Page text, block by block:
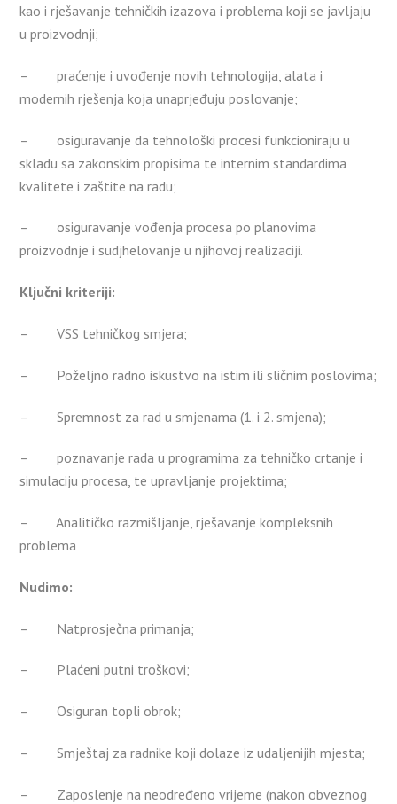
kao i rješavanje tehničkih izazova i problema koji se javljaju
u proizvodnji;
– praćenje i uvođenje novih tehnologija, alata i
modernih rješenja koja unaprjeđuju poslovanje;
– osiguravanje da tehnološki procesi funkcioniraju u
skladu sa zakonskim propisima te internim standardima
kvalitete i zaštite na radu;
– osiguravanje vođenja procesa po planovima
proizvodnje i sudjhelovanje u njihovoj realizaciji.
Ključni kriteriji:
– VSS tehničkog smjera;
– Poželjno radno iskustvo na istim ili sličnim poslovima;
– Spremnost za rad u smjenama (1. i 2. smjena);
– poznavanje rada u programima za tehničko crtanje i
simulaciju procesa, te upravljanje projektima;
– Analitičko razmišljanje, rješavanje kompleksnih
problema
Nudimo:
– Natprosječna primanja;
– Plaćeni putni troškovi;
– Osiguran topli obrok;
– Smještaj za radnike koji dolaze iz udaljenijih mjesta;
– Zaposlenje na neodređeno vrijeme (nakon obveznog